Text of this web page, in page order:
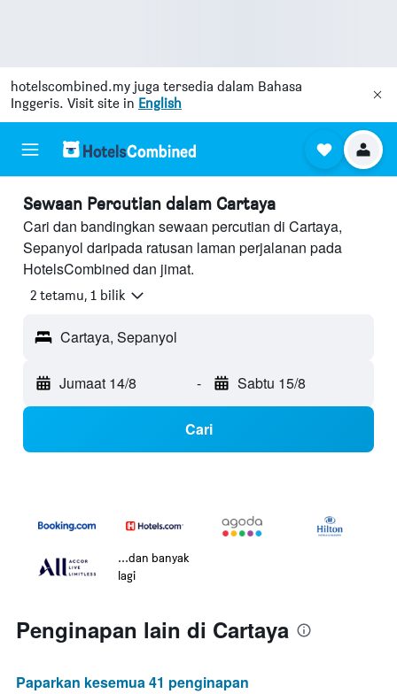
hotelscombined.my juga tersedia dalam Bahasa
Inggeris. Visit site in English
Sewaan Percutian dalam Cartaya
Cari dan bandingkan sewaan percutian di Cartaya,
Sepanyol daripada ratusan laman perjalanan pada
HotelsCombined dan jimat.
2 tetamu, 1 bilik
Cartaya, Sepanyol
Jumaat 14/8 - Sabtu 15/8
Cari
...dan banyak
lagi
Penginapan lain di Cartaya
Paparkan kesemua 41 penginapan